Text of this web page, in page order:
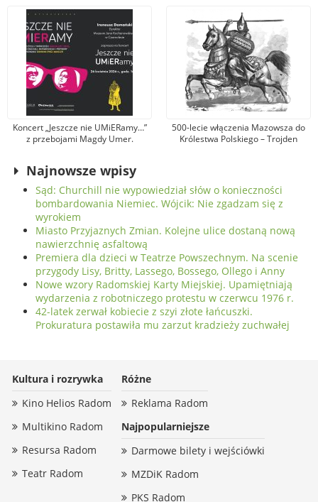
Ollego i Anny
Szatkowskim
Koncert „Jeszcze nie UMiERamy…”
z przebojami Magdy Umer.
500-lecie włączenia Mazowsza do
Królestwa Polskiego – Trojden
Najnowsze wpisy
Sąd: Churchill nie wypowiedział słów o konieczności
bombardowania Niemiec. Wójcik: Nie zgadzam się z
wyrokiem
Miasto Przyjaznych Zmian. Kolejne ulice dostaną nową
nawierzchnię asfaltową
Premiera dla dzieci w Teatrze Powszechnym. Na scenie
przygody Lisy, Britty, Lassego, Bossego, Ollego i Anny
Nowe wzory Radomskiej Karty Miejskiej. Upamiętniają
wydarzenia z robotniczego protestu w czerwcu 1976 r.
42-latek zerwał kobiecie z szyi złote łańcuszki.
Prokuratura postawiła mu zarzut kradzieży zuchwałej
Kultura i rozrywka
Kino Helios Radom
Multikino Radom
Resursa Radom
Teatr Radom
Różne
Reklama Radom
Najpopularniejsze
Darmowe bilety i wejściówki
MZDiK Radom
PKS Radom